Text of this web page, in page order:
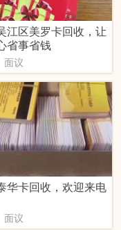
江区美罗卡回收，让
省事省钱
面议
华卡回收，欢迎来电
面议